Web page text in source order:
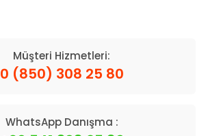
Müşteri Hizmetleri:
0 (850) 308 25 80
WhatsApp Danışma :